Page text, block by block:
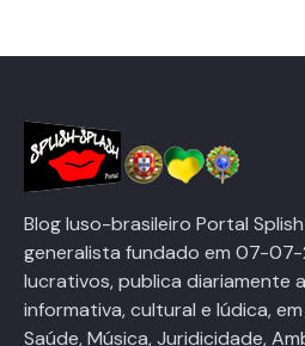
Blog luso-brasileiro Portal
generalista fundado em 07-07-
lucrativos, publica diariamente
informativa, cultural e lúdica,
Saúde, Música, Juridicidade,